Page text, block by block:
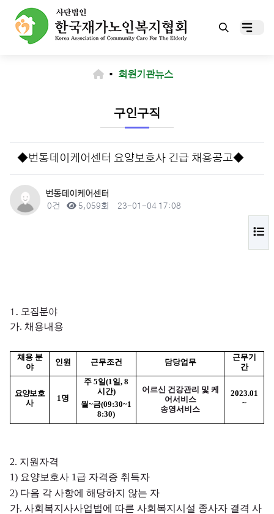
▪ 회원기관뉴스
구인구직
◆번동데이케어센터 요양보호사 긴급 채용공고◆
작성자
번동데이케어센터
댓글
0건 조회5,059회 작성일
23-01-04 17:08
1. 모집분야
가. 채용내용
채용 분
야
인원 근무조건 담당업무
근무기
간
요양보호
사
1 명
주 5일(1 일, 8
시간)
월 ~금(09:30~1
8:30)
어르신 건강관리 및 케
어서비스
송영서비스
2023.01
~
2. 지원자격
1) 요양보호사 1 급 자격증 취득자
2) 다음 각 사항에 해당하지 않는 자
가. 사회복지사사업법에 따른 사회복지시설 종사자 결격 사